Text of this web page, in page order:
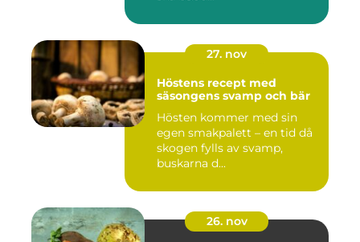
27. nov
Höstens recept med
säsongens svamp och bär
Hösten kommer med sin
egen smakpalett – en tid då
skogen fylls av svamp,
buskarna d...
26. nov